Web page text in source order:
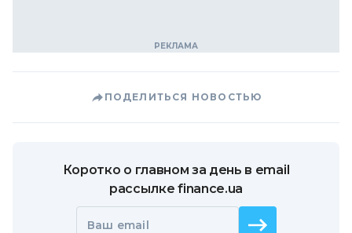
ПОДЕЛИТЬСЯ НОВОСТЬЮ
Коротко о главном за день в email
рассылке finance.ua
Ваш email